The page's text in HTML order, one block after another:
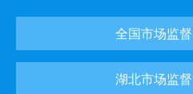
全国市场监
湖北市场监